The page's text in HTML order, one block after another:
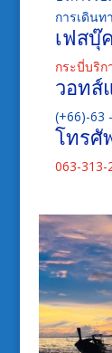
การเดินท
เฟสบุ๊ค
กระบี่บริ
วอทส์
(+66)-63
โทรศั
063-313-